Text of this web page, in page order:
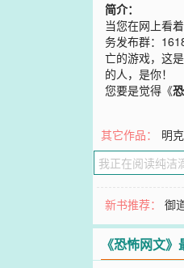
简介：
当您在网上看
务发布群：
亡的游戏，这
的人，是你！
您要是觉得《
其它作品： 明
新书推荐：御
《恐怖网文